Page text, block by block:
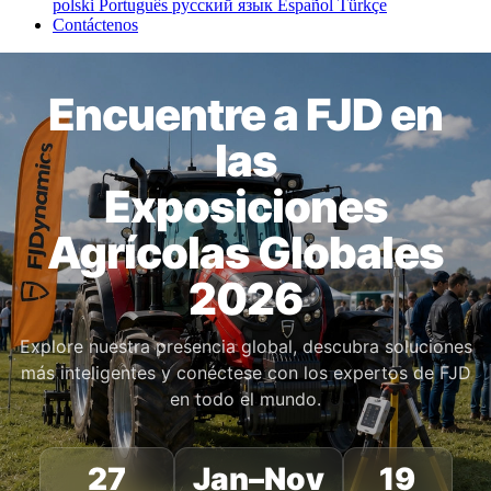
polski Português русский язык Español Türkçe
Contáctenos
Encuentre a FJD en
las
Exposiciones
Agrícolas Globales
2026
Explore nuestra presencia global, descubra soluciones
más inteligentes y conéctese con los expertos de FJD
en todo el mundo.
27 Jan–Nov 19